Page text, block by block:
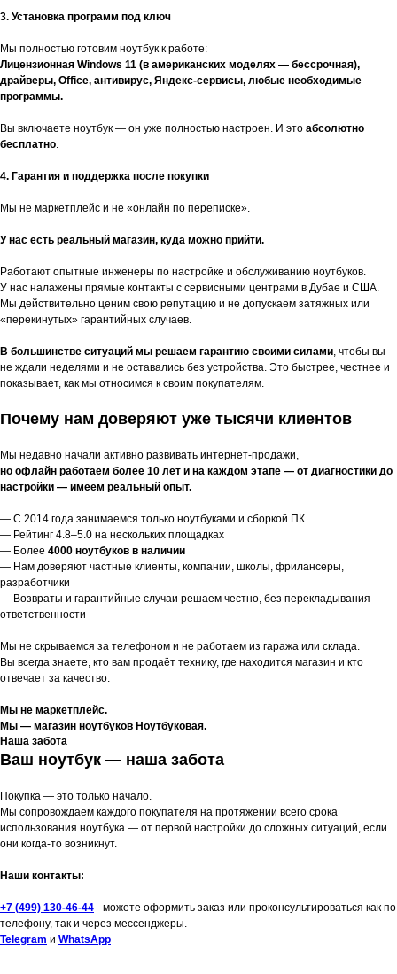
3. Установка программ под ключ
Мы полностью готовим ноутбук к работе:
Лицензионная Windows 11 (в американских моделях — бессрочная),
драйверы, Office, антивирус, Яндекс-сервисы, любые необходимые
программы.
Вы включаете ноутбук — он уже полностью настроен. И это абсолютно
бесплатно.
4. Гарантия и поддержка после покупки
Мы не маркетплейс и не «онлайн по переписке».
У нас есть реальный магазин, куда можно прийти.
Работают опытные инженеры по настройке и обслуживанию ноутбуков.
У нас налажены прямые контакты с сервисными центрами в Дубае и США.
Мы действительно ценим свою репутацию и не допускаем затяжных или
«перекинутых» гарантийных случаев.
В большинстве ситуаций мы решаем гарантию своими силами, чтобы вы
не ждали неделями и не оставались без устройства. Это быстрее, честнее и
показывает, как мы относимся к своим покупателям.
Почему нам доверяют уже тысячи клиентов
Мы недавно начали активно развивать интернет-продажи,
но офлайн работаем более 10 лет и на каждом этапе — от диагностики до
настройки — имеем реальный опыт.
— С 2014 года занимаемся только ноутбуками и сборкой ПК
— Рейтинг 4.8–5.0 на нескольких площадках
— Более 4000 ноутбуков в наличии
— Нам доверяют частные клиенты, компании, школы, фрилансеры,
разработчики
— Возвраты и гарантийные случаи решаем честно, без перекладывания
ответственности
Мы не скрываемся за телефоном и не работаем из гаража или склада.
Вы всегда знаете, кто вам продаёт технику, где находится магазин и кто
отвечает за качество.
Мы не маркетплейс.
Мы — магазин ноутбуков Ноутбуковая.
Наша забота
Ваш ноутбук — наша забота
Покупка — это только начало.
Мы сопровождаем каждого покупателя на протяжении всего срока
использования ноутбука — от первой настройки до сложных ситуаций, если
они когда-то возникнут.
Наши контакты:
+7 (499) 130-46-44 - можете оформить заказ или проконсультироваться как по
телефону, так и через мессенджеры.
Telegram и WhatsApp